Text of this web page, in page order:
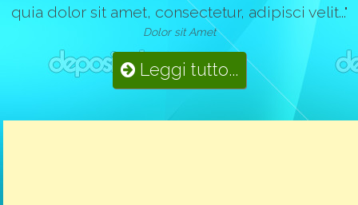
quia dolor sit amet, consectetur, adipisci velit..."
Dolor sit Amet
Leggi tutto...